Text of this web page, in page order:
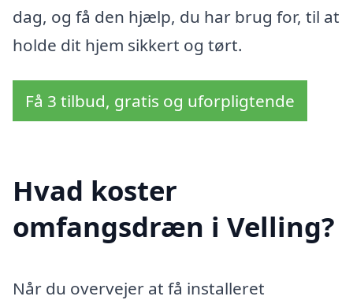
dag, og få den hjælp, du har brug for, til at
holde dit hjem sikkert og tørt.
Få 3 tilbud, gratis og uforpligtende
Hvad koster
omfangsdræn i Velling?
Når du overvejer at få installeret